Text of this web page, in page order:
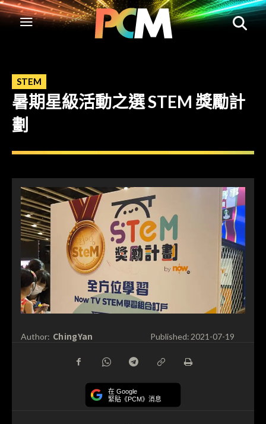
STEM
暑期星級活動之選 STEM 獎勵計
劃
Author: ChingYan Published: 2021-07-19
在 Google
緊貼《PCM》消息